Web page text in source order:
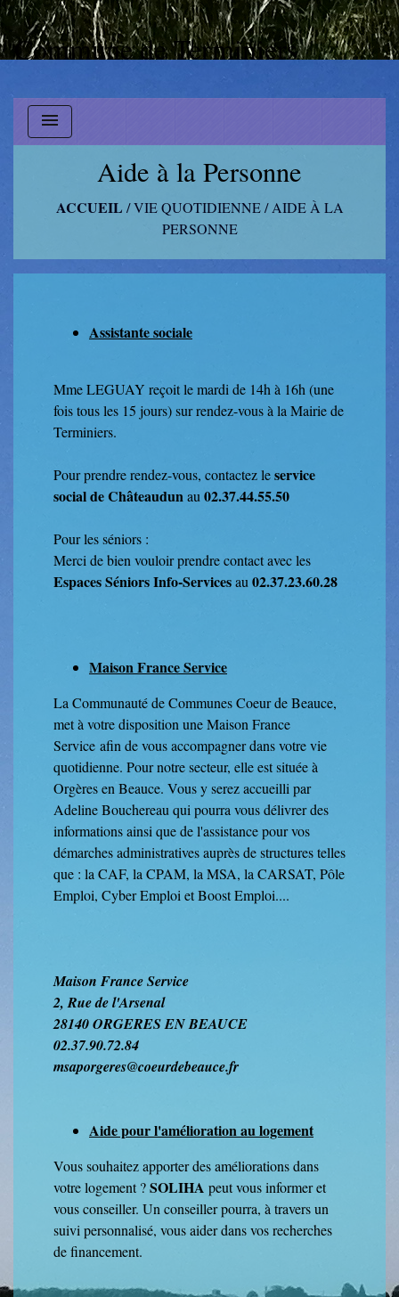
Commune de Terminiers
menu
Aide à la Personne
ACCUEIL /VIE QUOTIDIENNE/AIDE À LA
PERSONNE
Assistante sociale
Mme LEGUAY reçoit le mardi de 14h à 16h (une
fois tous les 15 jours) sur rendez-vous à la Mairie de
Terminiers.
Pour prendre rendez-vous, contactez leservice
social de Châteaudunau 02.37.44.55.50
Pour les séniors :
Merci de bien vouloir prendre contact avec les
Espaces Séniors Info-Servicesau 02.37.23.60.28
Maison France Service
La Communauté de Communes Coeur de Beauce,
met à votre disposition une Maison France
Service afin de vous accompagner dans votre vie
quotidienne. Pour notre secteur, elle est située à
Orgères en Beauce. Vous y serez accueilli par
Adeline Bouchereau qui pourra vous délivrer des
informations ainsi que de l'assistance pour vos
démarches administratives auprès de structures telles
que : la CAF, la CPAM, la MSA, la CARSAT, Pôle
Emploi, Cyber Emploi et Boost Emploi....
Maison France Service
2, Rue de l'Arsenal
28140 ORGERES EN BEAUCE
02.37.90.72.84
msaporgeres@coeurdebeauce.fr
Aide pour l'amélioration au logement
Vous souhaitez apporter des améliorations dans
votre logement ?SOLIHA peut vous informer et
vous conseiller. Un conseiller pourra, à travers un
suivi personnalisé, vous aider dans vos recherches
de financement.